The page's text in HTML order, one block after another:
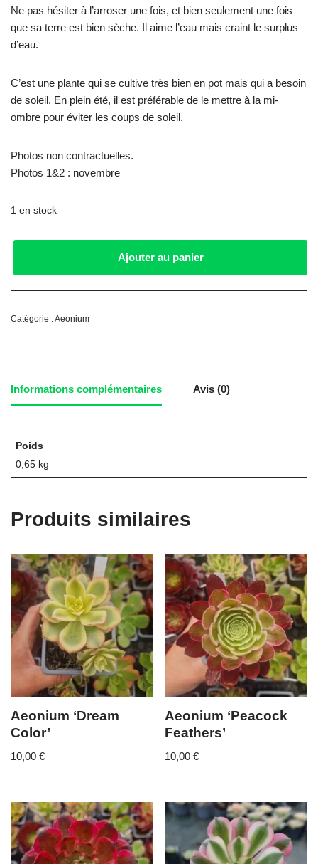
Ne pas hésiter à l’arroser une fois, et bien seulement une fois
que sa terre est bien sèche. Il aime l’eau mais craint le surplus
d’eau.
C’est une plante qui se cultive très bien en pot mais qui a besoin
de soleil. En plein été, il est préférable de le mettre à la mi-
ombre pour éviter les coups de soleil.
Photos non contractuelles.
Photos 1&2 : novembre
1 en stock
Ajouter au panier
Catégorie :Aeonium
Informations complémentaires Avis (0)
Poids
0,65 kg
Produits similaires
Aeonium ‘Dream
Color’
10,00 €
Aeonium ‘Peacock
Feathers’
10,00€